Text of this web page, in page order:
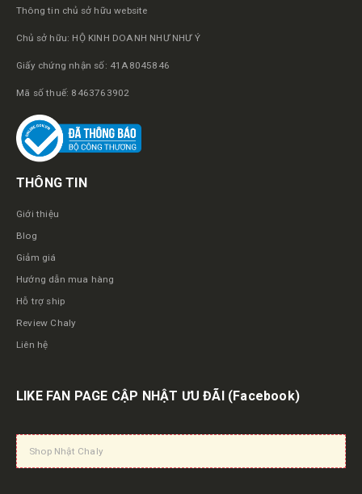
Thông tin chủ sở hữu website
Chủ sở hữu: HỘ KINH DOANH NHƯ NHƯ Ý
Giấy chứng nhận số: 41A8045846
Mã số thuế: 8463763902
THÔNG TIN
Giới thiệu
Blog
Giảm giá
Hướng dẫn mua hàng
Hỗ trợ ship
Review Chaly
Liên hệ
LIKE FAN PAGE CẬP NHẬT ƯU ĐÃI (Facebook)
Shop Nhật Chaly